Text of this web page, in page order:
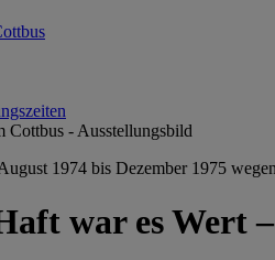
1974 bis Dezember 1975
war es Wert